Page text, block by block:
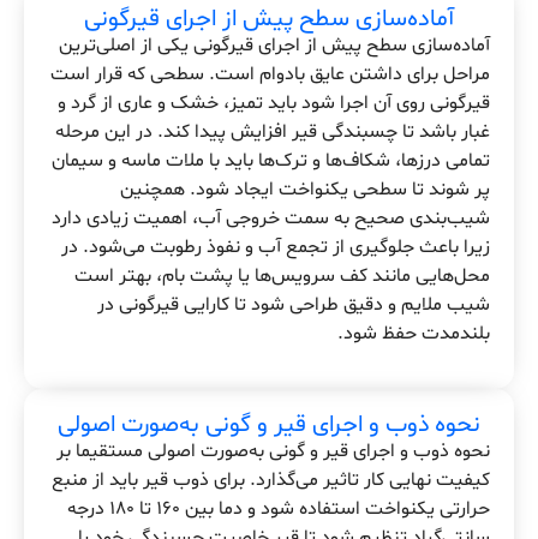
آماده‌سازی سطح پیش از اجرای قیرگونی
آماده‌سازی سطح پیش از اجرای قیرگونی یکی از اصلی‌ترین
مراحل برای داشتن عایق بادوام است. سطحی که قرار است
قیرگونی روی آن اجرا شود باید تمیز، خشک و عاری از گرد و
غبار باشد تا چسبندگی قیر افزایش پیدا کند. در این مرحله
تمامی درزها، شکاف‌ها و ترک‌ها باید با ملات ماسه و سیمان
پر شوند تا سطحی یکنواخت ایجاد شود. همچنین
شیب‌بندی صحیح به سمت خروجی آب، اهمیت زیادی دارد
زیرا باعث جلوگیری از تجمع آب و نفوذ رطوبت می‌شود. در
محل‌هایی مانند کف سرویس‌ها یا پشت بام، بهتر است
شیب ملایم و دقیق طراحی شود تا کارایی قیرگونی در
بلندمدت حفظ شود.
نحوه ذوب و اجرای قیر و گونی به‌صورت اصولی
نحوه ذوب و اجرای قیر و گونی به‌صورت اصولی مستقیما بر
کیفیت نهایی کار تاثیر می‌گذارد. برای ذوب قیر باید از منبع
حرارتی یکنواخت استفاده شود و دما بین ۱۶۰ تا ۱۸۰ درجه